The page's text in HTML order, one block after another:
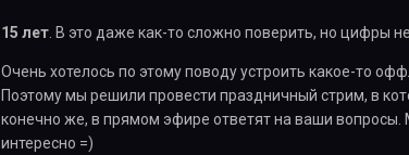
15 лет. В это даже как-то сложно поверить, но цифры
Очень хотелось по этому поводу устроить какое-то
Поэтому мы решили провести праздничный стрим, в
конечно же, в прямом эфире ответят на ваши
интересно =)